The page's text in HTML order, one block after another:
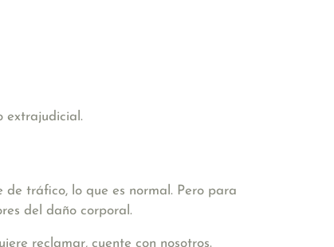
extrajudicial.
tráfico, lo que es normal. Pero para
del daño corporal.
reclamar, cuente con nosotros.